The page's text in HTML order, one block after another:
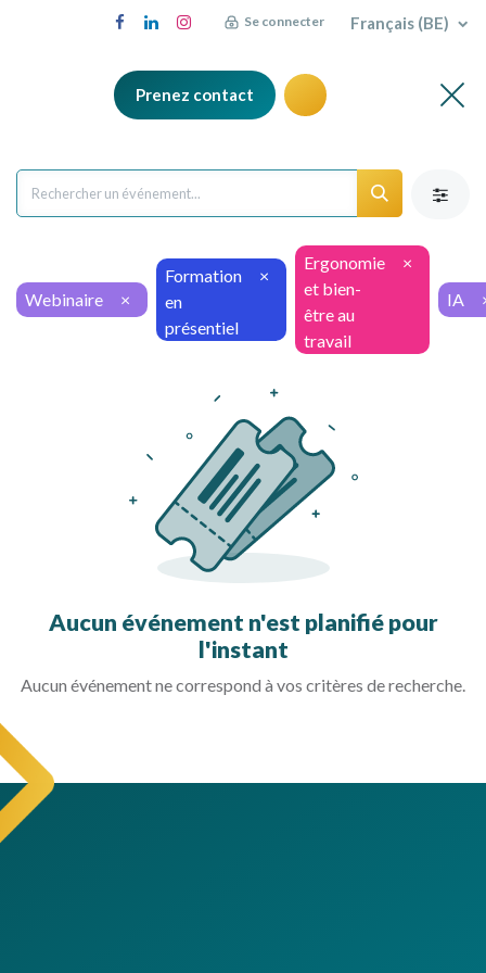
Se connecter Français (BE)
Prenez contact
Webinaire ×
Formation
en
présentiel
×
Ergonomie
et bien-
être au
travail
×
IA
Aucun événement n'est planifié pour
l'instant
Aucun événement ne correspond à vos critères de recherche.